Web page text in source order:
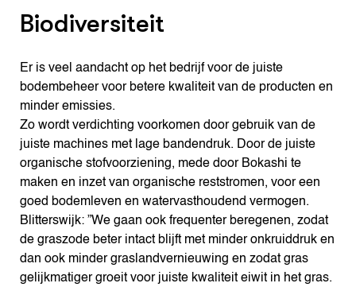
Biodiversiteit
Er is veel aandacht op het bedrijf voor de juiste
bodembeheer voor betere kwaliteit van de producten en
minder emissies.
Zo wordt verdichting voorkomen door gebruik van de
juiste machines met lage bandendruk. Door de juiste
organische stofvoorziening, mede door Bokashi te
maken en inzet van organische reststromen, voor een
goed bodemleven en watervasthoudend vermogen.
Blitterswijk: ”We gaan ook frequenter beregenen, zodat
de graszode beter intact blijft met minder onkruiddruk en
dan ook minder graslandvernieuwing en zodat gras
gelijkmatiger groeit voor juiste kwaliteit eiwit in het gras.